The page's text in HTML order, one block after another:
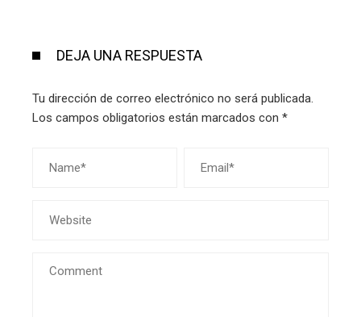
DEJA UNA RESPUESTA
Tu dirección de correo electrónico no será publicada.
Los campos obligatorios están marcados con *